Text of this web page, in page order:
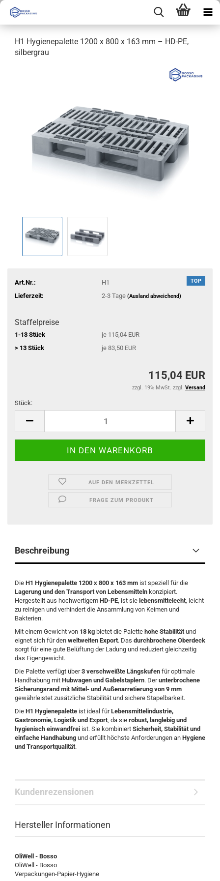
H1 Hygienepalette 1200 x 800 x 163 mm – HD-PE,
silbergrau
TOP
Art.Nr.:
H1
Lieferzeit:
2-3 Tage (Ausland abweichend)
Staffelpreise
1-13 Stück
je 115,04 EUR
> 13 Stück
je 83,50 EUR
115,04 EUR
zzgl. 19% MwSt. zzgl. Versand
Stück:
AUF DEN MERKZETTEL
FRAGE ZUM PRODUKT
Beschreibung
Die H1 Hygienepalette 1200 x 800 x 163 mm ist speziell für die
Lagerung und den Transport von Lebensmitteln konzipiert.
Hergestellt aus hochwertigem HD-PE, ist sie lebensmittelecht, leicht
zu reinigen und verhindert die Ansammlung von Keimen und
Bakterien.
Mit einem Gewicht von 18 kg bietet die Palette hohe Stabilitätund
eignet sich für den weltweiten Export. Das durchbrochene Oberdeck
sorgt für eine gute Belüftung der Ladung und reduziert gleichzeitig
das Eigengewicht.
Die Palette verfügt über3 verschweißte Längskufen für optimale
Handhabung mit Hubwagen und Gabelstaplern. Derunterbrochene
Sicherungsrand mit Mittel- und Außenarretierung von 9 mm
gewährleistet zusätzliche Stabilität und sichere Stapelbarkeit.
Die H1 Hygienepalette ist ideal fürLebensmittelindustrie,
Gastronomie, Logistik und Export, da sie robust, langlebig und
hygienisch einwandfrei ist. Sie kombiniert Sicherheit, Stabilität und
einfache Handhabung und erfüllt höchste Anforderungen an Hygiene
und Transportqualität.
Kundenrezensionen
Hersteller Informationen
OliWell - Bosso
OliWell - Bosso
Verpackungen-Papier-Hygiene